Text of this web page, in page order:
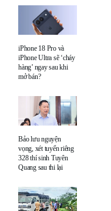
iPhone 18 Pro và
iPhone Ultra sẽ ‘cháy
hàng’ ngay sau khi
mở bán?
Bảo lưu nguyện
vọng, xét tuyển riêng
328 thí sinh Tuyên
Quang sau thi lại